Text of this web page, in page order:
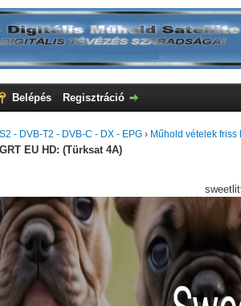
Belépés Regisztráció
- DVB-T2 - DVB-C - DX - EPG › Műhold vételek friss
EU HD: (Türksat 4A)